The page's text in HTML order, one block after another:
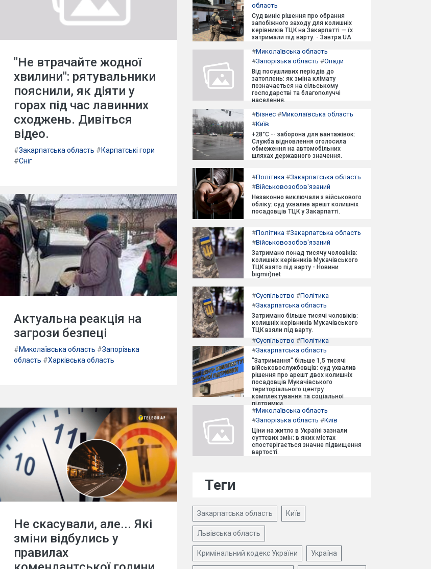
"Не втрачайте жодної
хвилини": рятувальники
пояснили, як діяти у
горах під час лавинних
сходжень. Дивіться
відео.
#Закарпатська область #Карпатські гори
#Сніг
Актуальна реакція на
загрози безпеці
#Миколаївська область #Запорізька
область #Харківська область
Не скасували, але... Які
зміни відбулись у
правилах
область
Суд виніс рішення про обрання
запобіжного заходу для колишніх
керівників ТЦК на Закарпатті — їх
затримали під варту. - Завтра.UA
#Миколаївська область
#Запорізька область #Опади
Від посушливих періодів до
затоплень: як зміна клімату
позначається на сільському
господарстві та благополуччі
населення.
#Бізнес #Миколаївська область
#Київ
+28°C -- заборона для вантажівок:
Служба відновлення оголосила
обмеження на автомобільних
шляхах державного значення.
#Політика #Закарпатська область
#Військовозобов'язаний
Незаконно виключали з військового
обліку: суд ухвалив арешт колишніх
посадовців ТЦК у Закарпатті.
#Політика #Закарпатська область
#Військовозобов'язаний
Затримано понад тисячу чоловіків:
колишніх керівників Мукачівського
ТЦК взято під варту - Новини
bigmir)net
#Суспільство #Політика
#Закарпатська область
Затримано більше тисячі чоловіків:
колишніх керівників Мукачівського
ТЦК взяли під варту.
#Суспільство #Політика
#Закарпатська область
"Затримання" більше 1,5 тисячі
військовослужбовців: суд ухвалив
рішення про арешт двох колишніх
посадовців Мукачівського
територіального центру
комплектування та соціальної
підтримки.
#Миколаївська область
#Запорізька область #Київ
Ціни на житло в Україні зазнали
суттєвих змін: в яких містах
спостерігається значне підвищення
вартості.
Теги
Закарпатська область Київ
Львівська область
Кримінальний кодекс України Україна